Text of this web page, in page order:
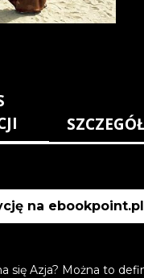
na ebookpoint.pl
się Azja? Można to